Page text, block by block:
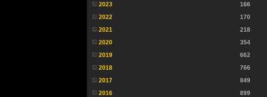
2023
166
2022
170
2021
218
2020
354
2019
662
2018
766
2017
849
2016
899